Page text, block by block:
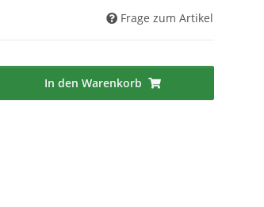
Frage zum Artikel
In den Warenkorb